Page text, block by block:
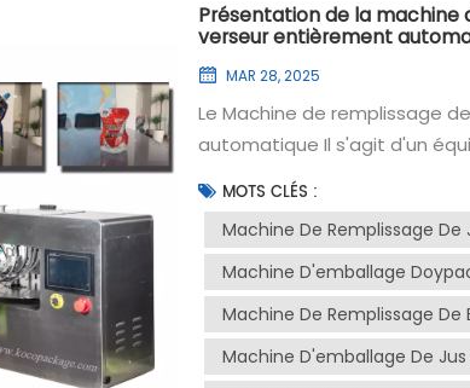
Présentation de la machine
verseur entièrement
MAR 28, 2025
Le Machine de remplissage
automatique Il s'agit d'un
l'industrie de l'emballage,
scellage de produits liquides
machine est largement
l'agroalimentaire, la
polyvalence et son
principal de la remplisseuse
d'automatiser le
MOTS CLÉS :
Machine De Remplissage De
Machine D'emballage
Machine De Remplissage De
Machine D'emballage De